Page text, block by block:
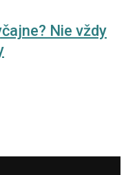
Nie vždy